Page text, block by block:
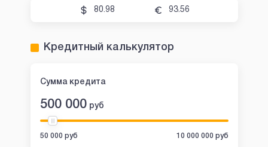
80.98 93.56
Кредитный калькулятор
Сумма кредита
500 000 руб
50 000 руб 10 000 000 руб